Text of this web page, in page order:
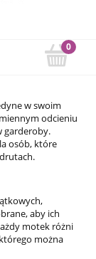
w swoim
odcieniu
garderoby.
osób, które
aby ich
motek różni
można